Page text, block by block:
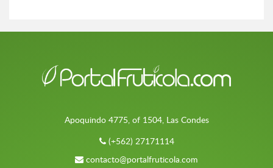
Apoquindo 4775, of 1504, Las Condes
(+562) 27171114
contacto@portalfruticola.com